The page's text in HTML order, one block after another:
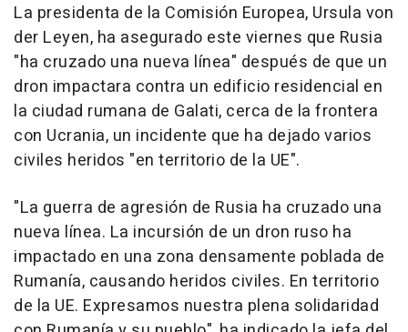
La presidenta de la Comisión Europea, Ursula von
der Leyen, ha asegurado este viernes que Rusia
"ha cruzado una nueva línea" después de que un
dron impactara contra un edificio residencial en
la ciudad rumana de Galati, cerca de la frontera
con Ucrania, un incidente que ha dejado varios
civiles heridos "en territorio de la UE".
"La guerra de agresión de Rusia ha cruzado una
nueva línea. La incursión de un dron ruso ha
impactado en una zona densamente poblada de
Rumanía, causando heridos civiles. En territorio
de la UE. Expresamos nuestra plena solidaridad